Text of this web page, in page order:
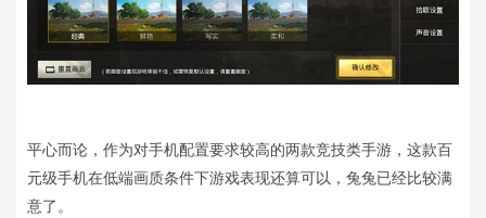
平心而论，作为对手机配置要求较高的两款竞技类手游，这款百
元级手机在低端画质条件下游戏表现还算可以，兔兔已经比较满
意了。